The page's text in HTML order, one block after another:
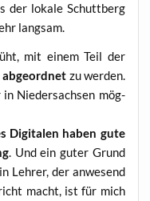
der loka­le Schutt­berg
langsam.
mit einem Teil der
abge­ord­net zu wer­den.
in Nie­der­sach­sen mög­
Digi­ta­len haben gute
. Und ein guter Grund
Leh­rer, der anwe­send
macht, ist für mich